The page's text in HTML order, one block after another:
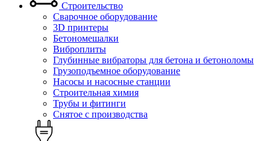
Строительство
Сварочное оборудование
3D принтеры
Бетономешалки
Виброплиты
Глубинные вибраторы для бетона и бетоноломы
Грузоподъемное оборудование
Насосы и насосные станции
Строительная химия
Трубы и фитинги
Снятое с производства